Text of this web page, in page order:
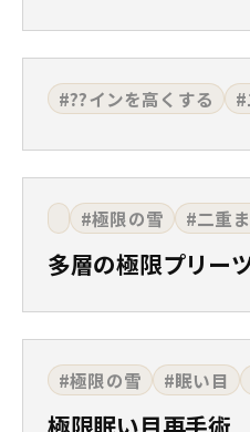
#??インを高くする
#極限の雪 #二重
多層の極限プリー
#極限の雪 #眠い目
極限眠い目再手術